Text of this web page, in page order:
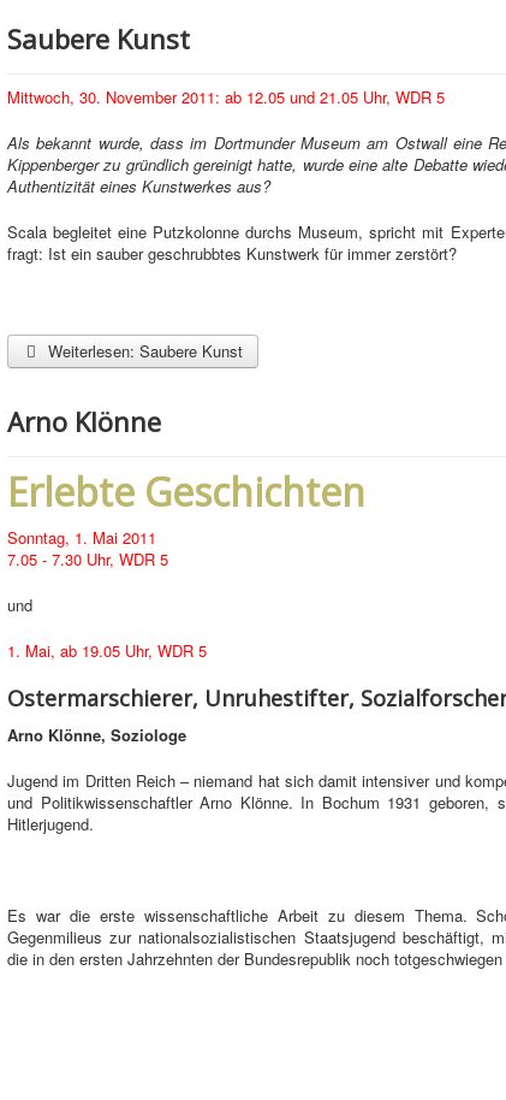
Saubere Kunst
Mittwoch, 30. November 2011: ab 12.05 und 21.05 Uhr, WDR 5
Als bekannt wurde, dass im Dortmunder Museum am Ostwall eine
Kippenberger zu gründlich gereinigt hatte, wurde eine alte Debatte
Authentizität eines Kunstwerkes aus?
Scala begleitet eine Putzkolonne durchs Museum, spricht mit
fragt: Ist ein sauber geschrubbtes Kunstwerk für immer zerstört?
Weiterlesen: Saubere Kunst
Arno Klönne
Erlebte Geschichten
Sonntag, 1. Mai 2011
7.05 - 7.30 Uhr, WDR 5
und
1. Mai, ab 19.05 Uhr, WDR 5
Ostermarschierer, Unruhestifter,
Arno Klönne, Soziologe
Jugend im Dritten Reich – niemand hat sich damit intensiver und
und Politikwissenschaftler Arno Klönne. In Bochum 1931 geboren,
Hitlerjugend.
Es war die erste wissenschaftliche Arbeit zu diesem Thema.
Gegenmilieus zur nationalsozialistischen Staatsjugend beschäftigt,
die in den ersten Jahrzehnten der Bundesrepublik noch